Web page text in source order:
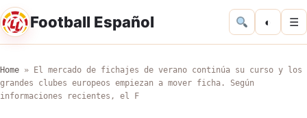
Football Español ◐ ☰
Home »
El mercado de fichajes de verano continúa su curso y los
grandes clubes europeos empiezan a mover ficha. Según
informaciones recientes, el F